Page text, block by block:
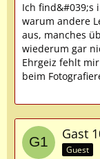
Ich find&#039;s
warum andere
aus, manches
wiederum gar
Ehrgeiz fehlt
beim
Gast
Guest